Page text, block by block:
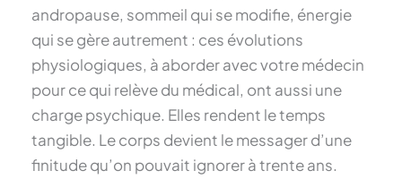
andropause, sommeil qui se modifie, énergie
qui se gère autrement : ces évolutions
physiologiques, à aborder avec votre médecin
pour ce qui relève du médical, ont aussi une
charge psychique. Elles rendent le temps
tangible. Le corps devient le messager d’une
finitude qu’on pouvait ignorer à trente ans.